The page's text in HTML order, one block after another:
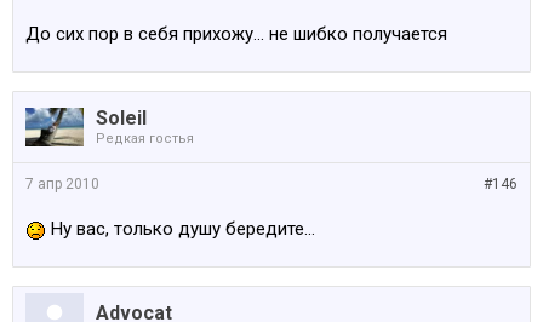
До сих пор в себя прихожу... не шибко получается
Soleil
Редкая гостья
#146
7 апр 2010
Ну вас, только душу бередите...
Advocat